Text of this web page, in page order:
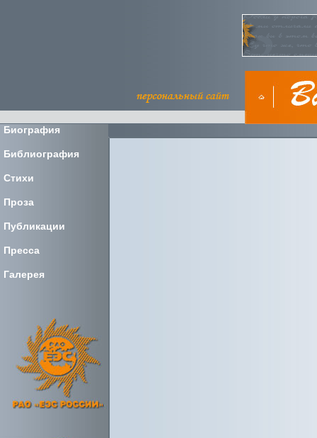
Биография
Библиография
Стихи
Проза
Публикации
Пресса
Галерея